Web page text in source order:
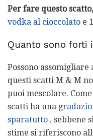
Per fare questo scatto,
vodka al cioccolato e
Quanto sono forti
Possono
questi scatti M & M
puoi mescolare.
scatti ha una
sparatutto , sebbene
stime si riferiscono